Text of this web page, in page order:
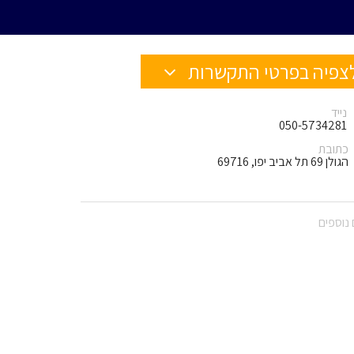
בפרטי התקשרות
נייד
050-5734281
כתובת
הגולן 69 תל אביב יפו, 69716